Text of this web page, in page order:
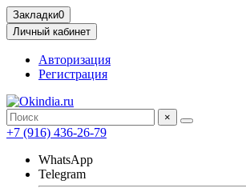
Закладки0
Личный кабинет
Авторизация
Регистрация
×
+7 (916) 436-26-79
WhatsApp
Telegram